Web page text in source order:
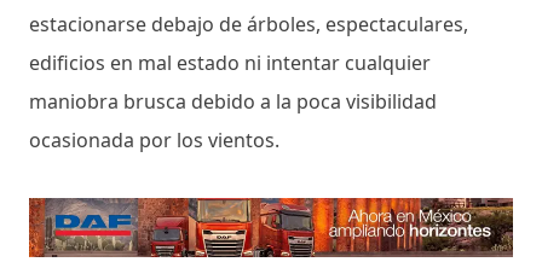
estacionarse debajo de árboles, espectaculares,
edificios en mal estado ni intentar cualquier
maniobra brusca debido a la poca visibilidad
ocasionada por los vientos.